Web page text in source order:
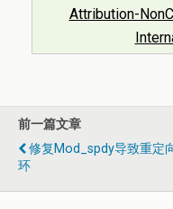
Attribution-
前一篇文章
修复mod_spdy导致重定
环